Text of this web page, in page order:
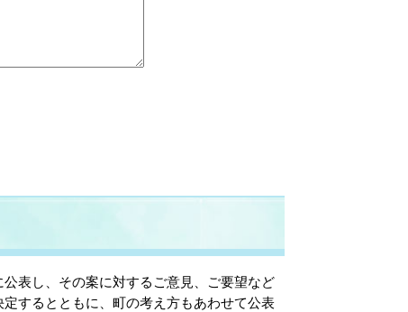
表し、その案に対するご意見、ご要望など
するとともに、町の考え方もあわせて公表